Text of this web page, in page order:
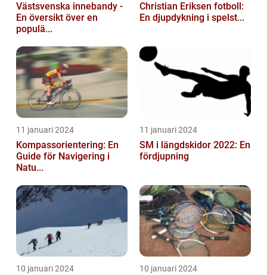
Västsvenska innebandy -
En översikt över en
populä...
Christian Eriksen fotboll:
En djupdykning i spelst...
11 januari 2024
Kompassorientering: En
Guide för Navigering i
Natu...
11 januari 2024
SM i längdskidor 2022: En
fördjupning
10 januari 2024 10 januari 2024